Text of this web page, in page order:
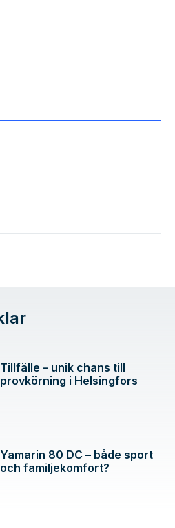
Tillfälle – unik chans till
provkörning i Helsingfors
Yamarin 80 DC – både sport
och familjekomfort?